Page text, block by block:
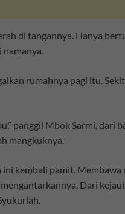
di tangannya. Hanya
namanya.
rumahnya pagi itu.
panggil Mbok Sarmi, dari
mangkuknya.
kembali pamit.
Dari